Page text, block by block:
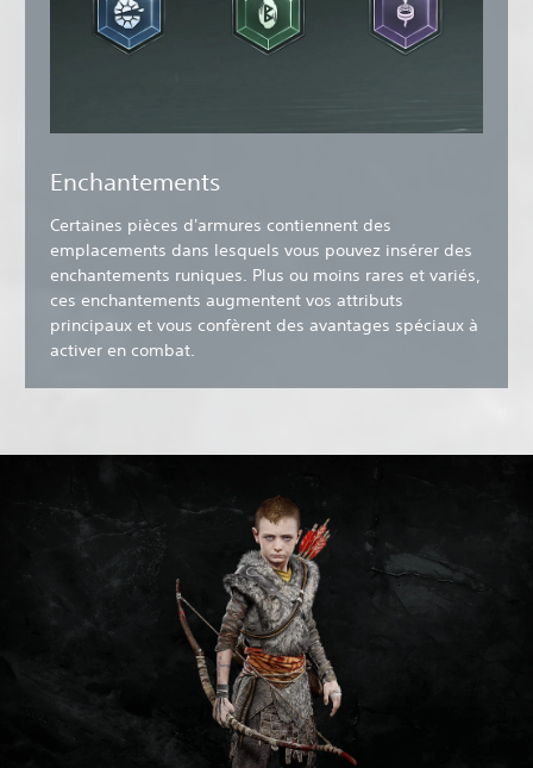
Enchantements
Certaines pièces d'armures contiennent des
emplacements dans lesquels vous pouvez insérer des
enchantements runiques. Plus ou moins rares et variés,
ces enchantements augmentent vos attributs
principaux et vous confèrent des avantages spéciaux à
activer en combat.‎